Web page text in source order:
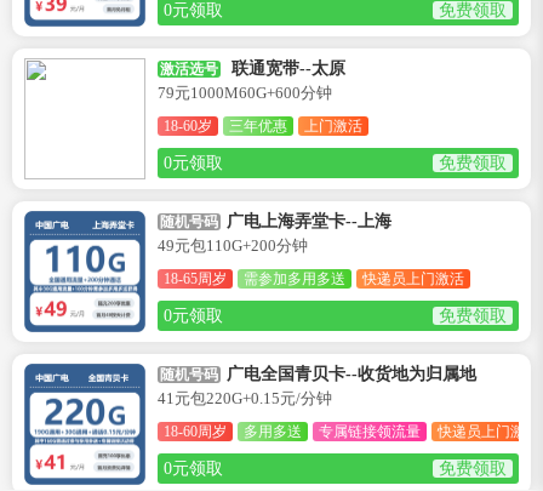
0元领取 免费领取
激活选号
联通宽带--太原
79元1000M60G+600分钟
18-60岁 三年优惠 上门激活
0元领取 免费领取
随机号码 广电上海弄堂卡--上海
49元包110G+200分钟
18-65周岁 需参加多用多送 快递员上门激活
0元领取 免费领取
随机号码 广电全国青贝卡--收货地为归属地
41元包220G+0.15元/分钟
18-60周岁 多用多送 专属链接领流量 快递员上门激活
0元领取 免费领取